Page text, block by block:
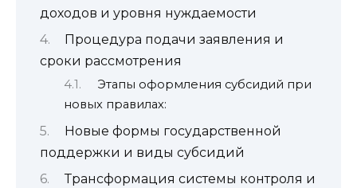
доходов и уровня нуждаемости
Процедура подачи заявления и
сроки рассмотрения
Этапы оформления субсидий при
новых правилах:
Новые формы государственной
поддержки и виды субсидий
Трансформация системы контроля и